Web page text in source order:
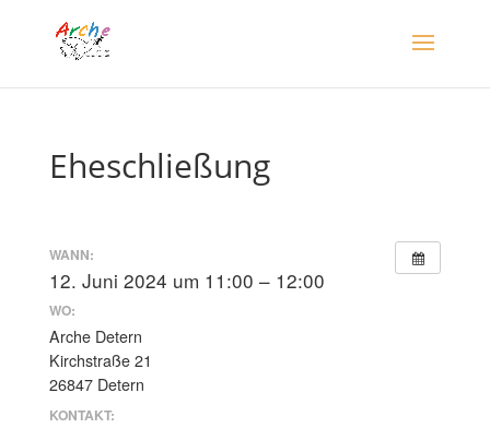
Eheschließung
WANN:
12. Juni 2024 um 11:00 – 12:00
WO:
Arche Detern
Kirchstraße 21
26847 Detern
KONTAKT: